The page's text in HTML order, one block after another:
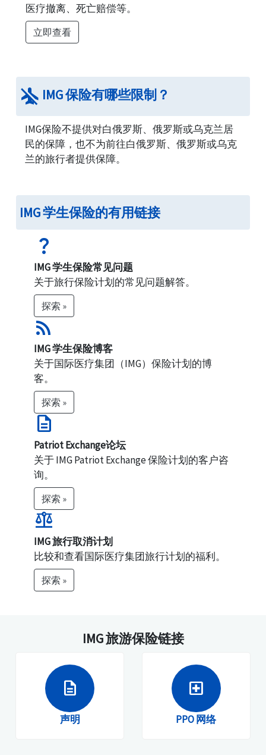
十 到 $五千 不等。较高的免赔额意味着较低的
保费，反之亦然。选择大免赔额的低保费综合
计划通常是推荐的做法，因为大多数综合计划
现有病症覆盖：这是许多客户需要的重要福利
因素。学生计划有至少6个月的等待期，才会
涵盖现有病症。
心理健康和药物滥用覆盖：大多数大学要求此
类覆盖。
体育项目提供保障...
根据这些因素，American Visitor Insurance 提
供了一个出色的学生医疗保险比较工具，学生
可以根据自己的需求获取报价。一旦输入必要
的信息，网站会显示流行的学生保险计划的总
结，并进行对比。
医疗撤离、死亡赔偿等。
立即查看
airplanemode_inactive IMG 保险有哪些限制？
IMG保险不提供对白俄罗斯、俄罗斯或乌克兰居
民的保障，也不为前往白俄罗斯、俄罗斯或乌克
兰的旅行者提供保障。
IMG 学生保险的有用链接
question_mark
IMG 学生保险常见问题
关于旅行保险计划的常见问题解答。
探索 »
rss_feed
IMG 学生保险博客
关于国际医疗集团（IMG）保险计划的博
客。
探索 »
description
Patriot Exchange论坛
关于 IMG Patriot Exchange 保险计划的客户咨
询。
探索 »
balance
IMG 旅行取消计划
比较和查看国际医疗集团旅行计划的福利。
探索 »
IMG 旅游保险链接
description
声明
local_hospital
PPO 网络